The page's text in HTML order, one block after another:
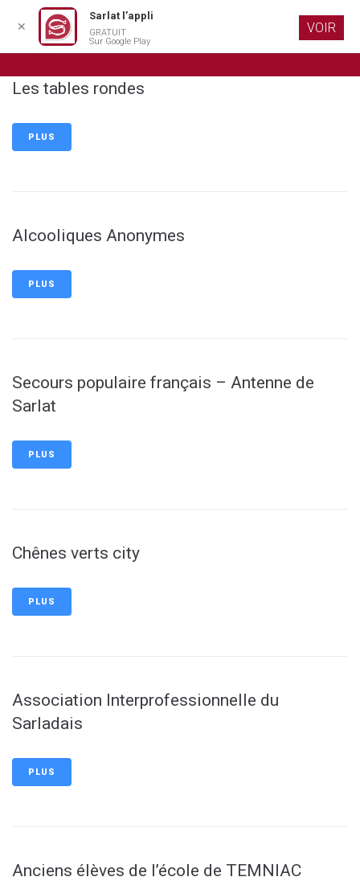
contenu
Les tables rondes
PLUS
Alcooliques Anonymes
PLUS
Secours populaire français – Antenne de
Sarlat
PLUS
Chênes verts city
PLUS
Association Interprofessionnelle du
Sarladais
PLUS
Anciens élèves de l’école de TEMNIAC
✕
Sarlat l’appli
GRATUIT
Sur Google Play
VOIR